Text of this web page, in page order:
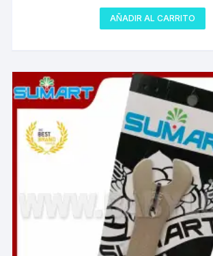
S/35.90.S/
AÑADIR AL CARRITO